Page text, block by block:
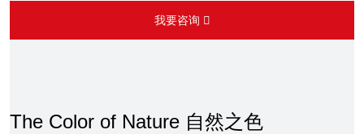
我要咨询
The Color of Nature 自然之色